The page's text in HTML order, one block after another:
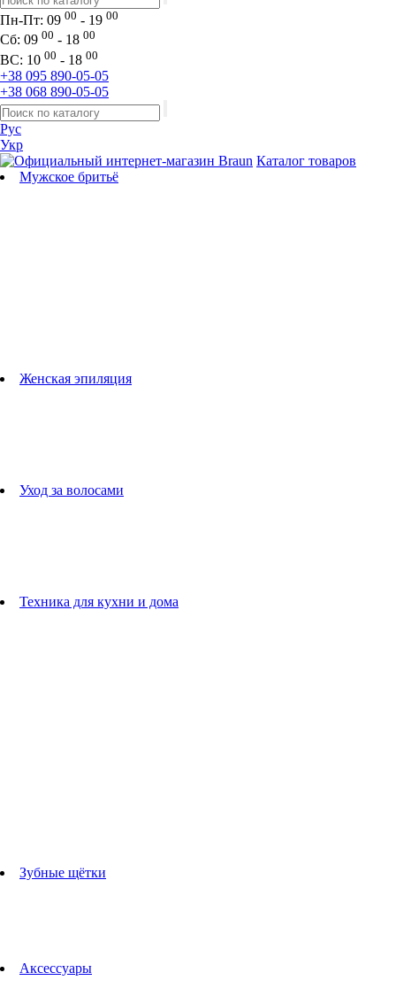
Пн-Пт: 09 00 - 19 00
Сб: 09 00 - 18 00
ВС: 10 00 - 18 00
+38 095 890-05-05
+38 068 890-05-05
Рус
Укр
Каталог товаров
Мужское бритьё
Женская эпиляция
Уход за волосами
Техника для кухни и дома
Зубные щётки
Аксессуары